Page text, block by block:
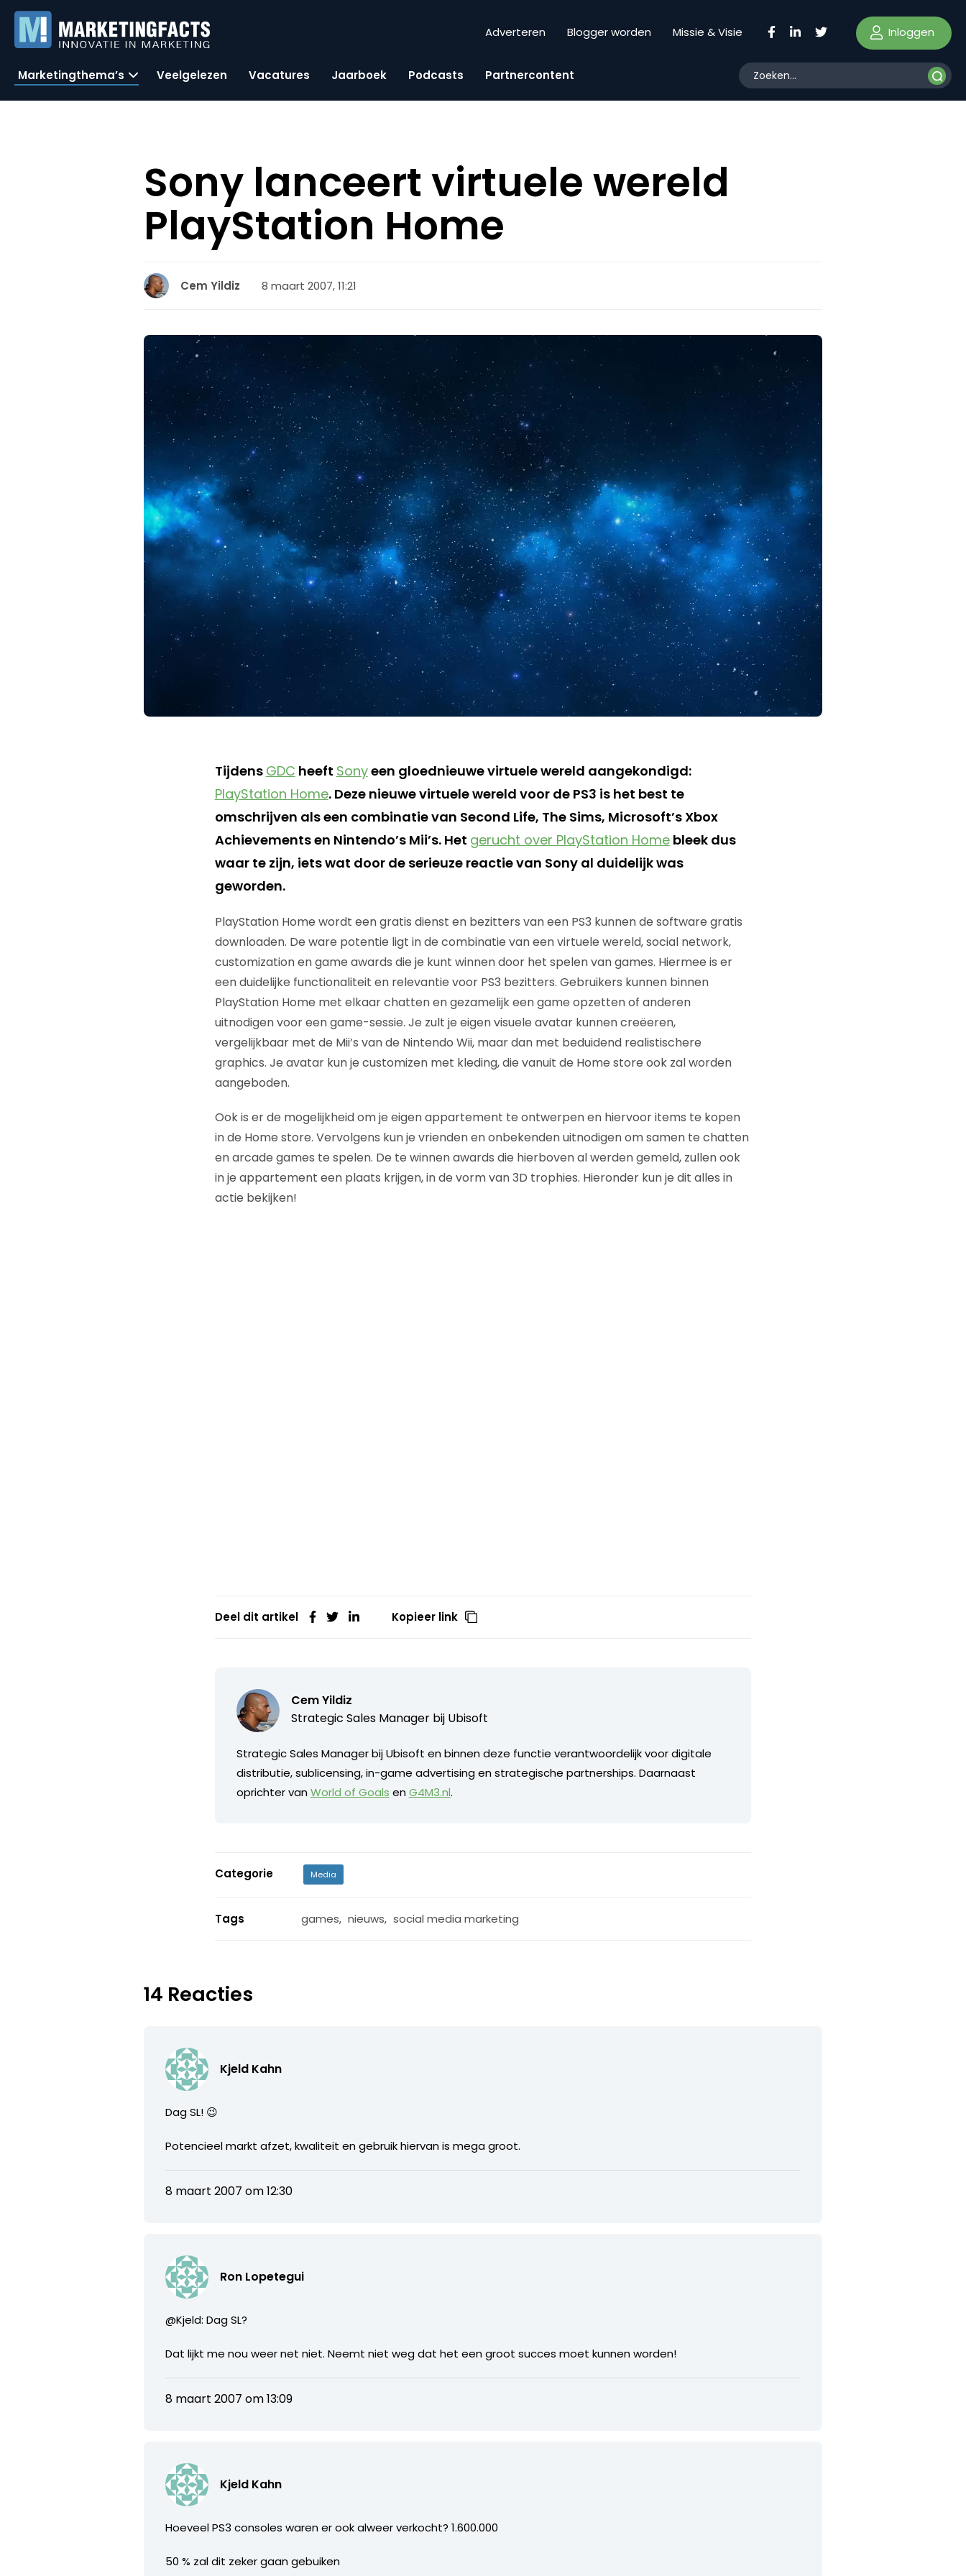
Adverteren Blogger worden Missie & Visie Inloggen
Marketingthema’s Veelgelezen Vacatures Jaarboek Podcasts Partnercontent
Sony lanceert virtuele wereld
PlayStation Home
Cem Yildiz 8 maart 2007, 11:21
Tijdens GDC heeft Sonyeen gloednieuwe virtuele wereld aangekondigd:
PlayStation Home. Deze nieuwe virtuele wereld voor de PS3 is het best te
omschrijven als een combinatie van Second Life, The Sims, Microsoft’s Xbox
Achievements en Nintendo’s Mii’s. Het gerucht over PlayStation Homebleek dus
waar te zijn, iets wat door de serieuze reactie van Sony al duidelijk was
geworden.
PlayStation Home wordt een gratis dienst en bezitters van een PS3 kunnen de software gratis
downloaden. De ware potentie ligt in de combinatie van een virtuele wereld, social network,
customization en game awards die je kunt winnen door het spelen van games. Hiermee is er
een duidelijke functionaliteit en relevantie voor PS3 bezitters. Gebruikers kunnen binnen
PlayStation Home met elkaar chatten en gezamelijk een game opzetten of anderen
uitnodigen voor een game-sessie. Je zult je eigen visuele avatar kunnen creëeren,
vergelijkbaar met de Mii’s van de Nintendo Wii, maar dan met beduidend realistischere
graphics. Je avatar kun je customizen met kleding, die vanuit de Home store ook zal worden
aangeboden.
Ook is er de mogelijkheid om je eigen appartement te ontwerpen en hiervoor items te kopen
in de Home store. Vervolgens kun je vrienden en onbekenden uitnodigen om samen te chatten
en arcade games te spelen. De te winnen awards die hierboven al werden gemeld, zullen ook
in je appartement een plaats krijgen, in de vorm van 3D trophies. Hieronder kun je dit alles in
actie bekijken!
Deel dit artikel Kopieer link
Cem Yildiz
Strategic Sales Manager bij Ubisoft
Strategic Sales Manager bij Ubisoft en binnen deze functie verantwoordelijk voor digitale
distributie, sublicensing, in-game advertising en strategische partnerships. Daarnaast
oprichter vanWorld of Goals enG4M3.nl.
Categorie Media
Tags games, nieuws, social media marketing
14 Reacties
Kjeld Kahn
Dag SL! 😉
Potencieel markt afzet, kwaliteit en gebruik hiervan is mega groot.
8 maart 2007 om 12:30
Ron Lopetegui
@Kjeld: Dag SL?
Dat lijkt me nou weer net niet. Neemt niet weg dat het een groot succes moet kunnen worden!
8 maart 2007 om 13:09
Kjeld Kahn
Hoeveel PS3 consoles waren er ook alweer verkocht? 1.600.000
50 % zal dit zeker gaan gebuiken